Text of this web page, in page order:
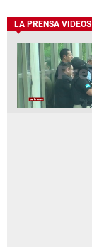
LA PRENSA VIDEOS